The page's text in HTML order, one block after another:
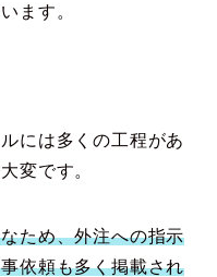
ます。
には多くの工程があ
変です。
ため、外注への指示
依頼も多く掲載され